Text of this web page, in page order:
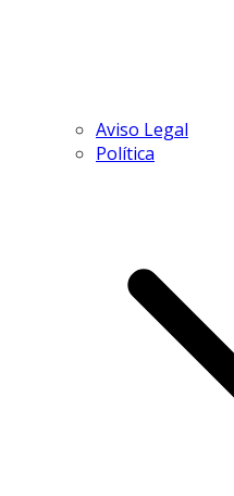
Aviso Legal
Política